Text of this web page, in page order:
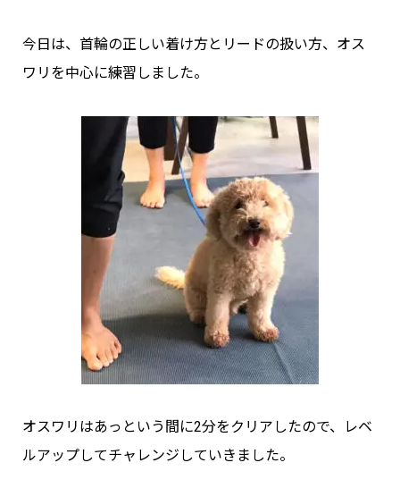
今日は、首輪の正しい着け方とリードの扱い方、オス
ワリを中心に練習しました。
オスワリはあっという間に2分をクリアしたので、レベ
ルアップしてチャレンジしていきました。